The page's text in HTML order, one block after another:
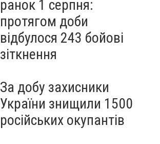
ранок 1 серпня:
протягом доби
відбулося 243 бойові
зіткнення
За добу захисники
України знищили 1500
російських окупантів